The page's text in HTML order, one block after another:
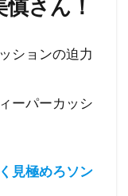
さん！
ションの迫力
ーパーカッシ
見極めろソン